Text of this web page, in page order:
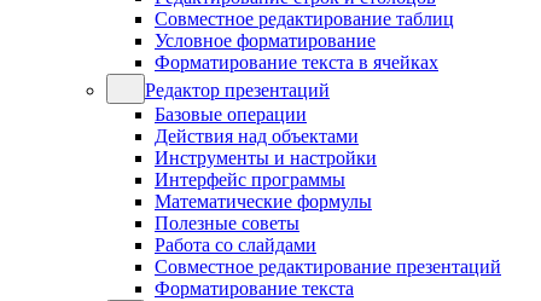
Совместное редактирование таблиц
Условное форматирование
Форматирование текста в ячейках
Редактор презентаций
Базовые операции
Действия над объектами
Инструменты и настройки
Интерфейс программы
Математические формулы
Полезные советы
Работа со слайдами
Совместное редактирование презентаций
Форматирование текста